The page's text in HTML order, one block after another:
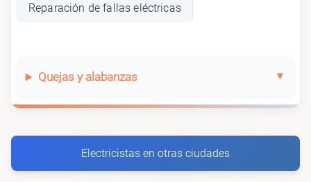
Reparación de fallas eléctricas
Quejas y alabanzas
Electricistas en otras ciudades